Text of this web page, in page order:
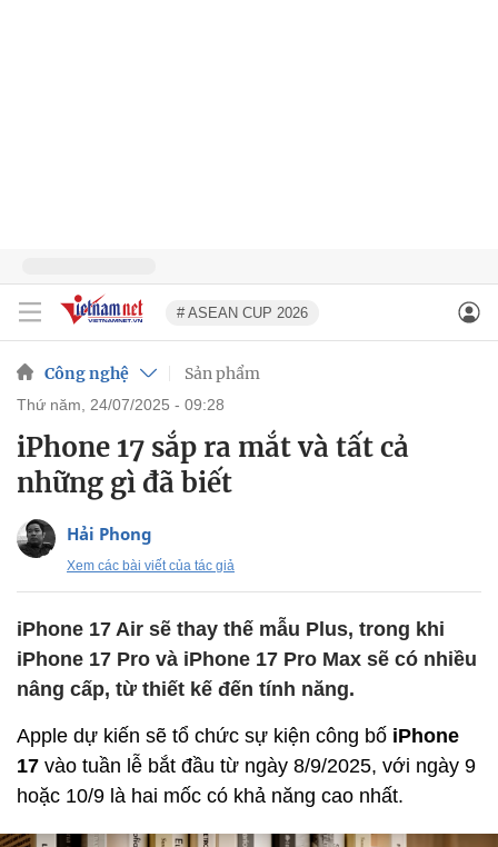
# ASEAN CUP 2026
Công nghệ Sản phẩm
thứ năm, 24/07/2025 - 09:28
iPhone 17 sắp ra mắt và tất cả
những gì đã biết
Hải Phong
Xem các bài viết của tác giả
iPhone 17 Air sẽ thay thế mẫu Plus, trong khi
iPhone 17 Pro và iPhone 17 Pro Max sẽ có nhiều
nâng cấp, từ thiết kế đến tính năng.
Apple dự kiến sẽ tổ chức sự kiện công bố iPhone
17 vào tuần lễ bắt đầu từ ngày 8/9/2025, với ngày 9
hoặc 10/9 là hai mốc có khả năng cao nhất.